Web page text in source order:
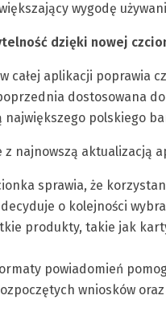
wygodę
dzięki nowej
całej aplikacji poprawia
dostosowana
polskiego
z najnowszą aktualizacją
sprawia, że
o kolejności
produkty, takie jak
powiadomień
wniosków